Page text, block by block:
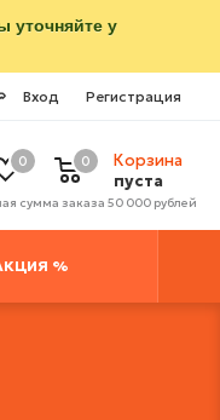
уточняйте у
Вход Регистрация
0
Корзина
пуста
0
сумма заказа 50 000 рублей
%